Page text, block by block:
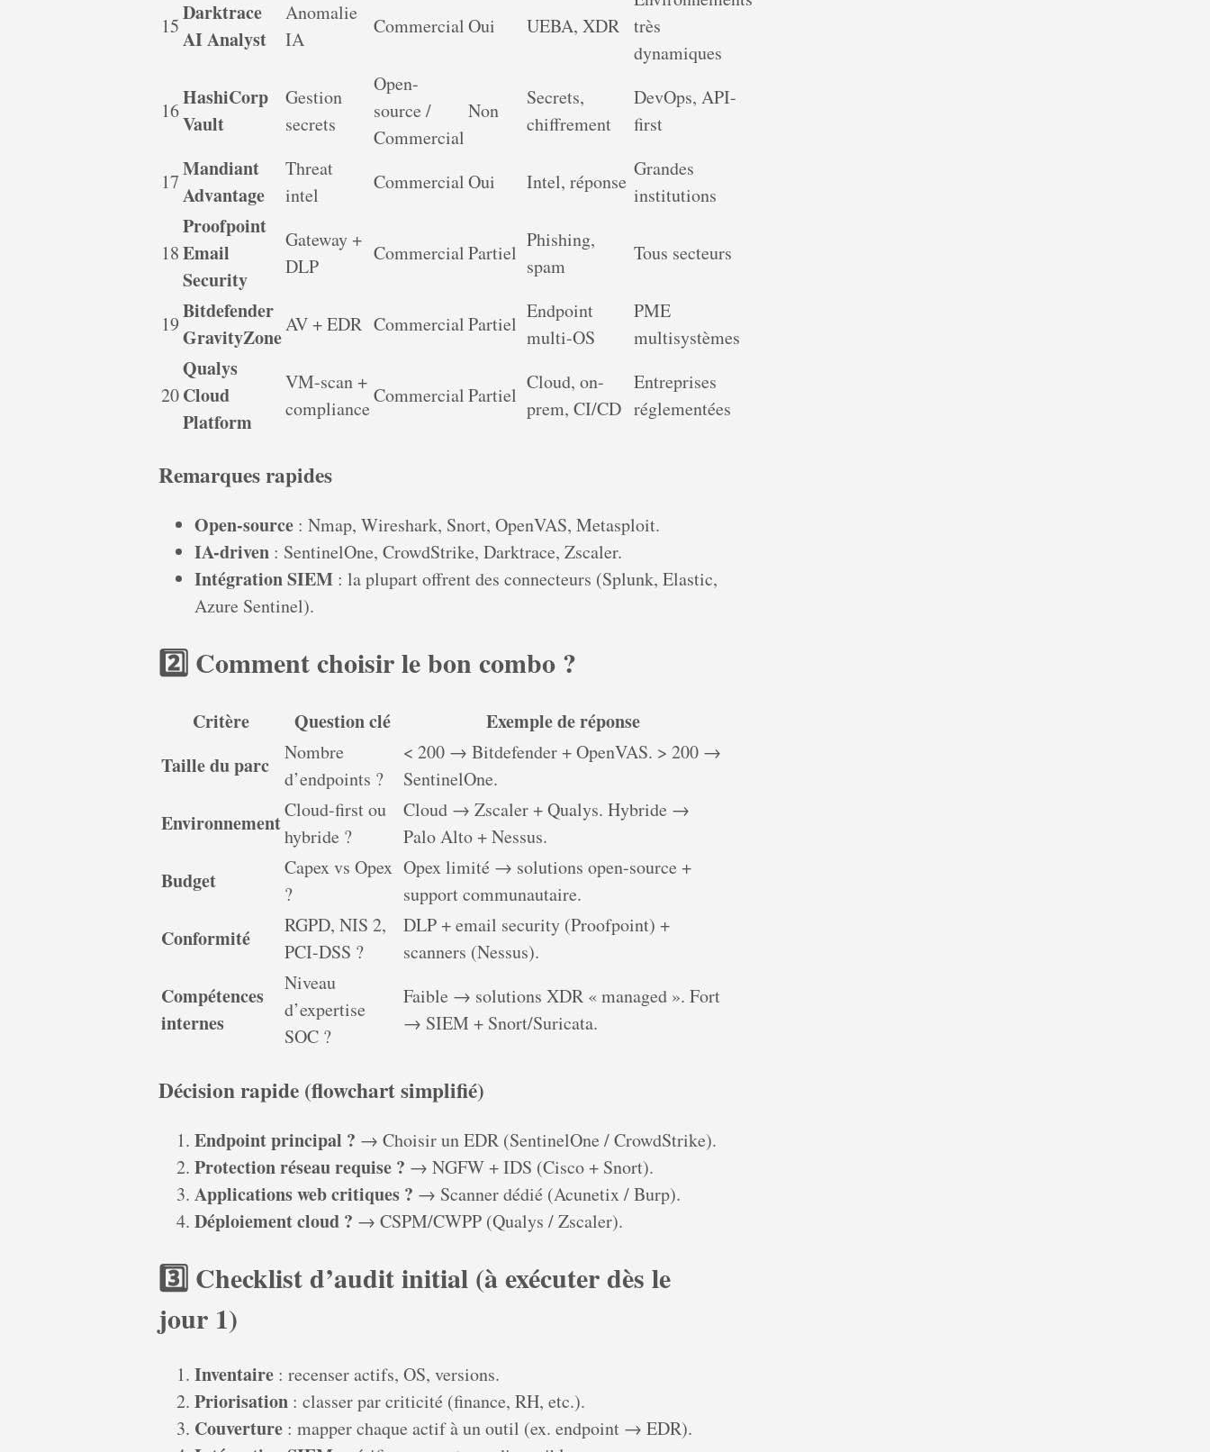
15
Darktrace
AI Analyst
Anomalie
IA
CommercialOui UEBA, XDR très
dynamiques
16
HashiCorp
Vault
Gestion
secrets
Open-
source /
Commercial
Non
Secrets,
chiffrement
DevOps, API-
first
17
Mandiant
Advantage
Threat
intel
CommercialOui Intel, réponse
Grandes
institutions
18
Proofpoint
Email
Security
Gateway +
DLP
CommercialPartiel
Phishing,
spam
Tous secteurs
19
Bitdefender
GravityZone
AV + EDR CommercialPartiel
Endpoint
multi-OS
PME
multisystèmes
20
Qualys
Cloud
Platform
VM-scan +
compliance
CommercialPartiel
Cloud, on-
prem, CI/CD
Entreprises
réglementées
Remarques rapides
Open-source : Nmap, Wireshark, Snort, OpenVAS, Metasploit.
IA-driven : SentinelOne, CrowdStrike, Darktrace, Zscaler.
Intégration SIEM : la plupart offrent des connecteurs (Splunk, Elastic,
Azure Sentinel).
2️⃣ Comment choisir le bon combo ?
Critère Question clé
Exemple de réponse
Taille du parc
Nombre
d’endpoints ?
< 200 → Bitdefender + OpenVAS. > 200 →
SentinelOne.
Environnement
Cloud-first ou
hybride ?
Cloud → Zscaler + Qualys. Hybride →
Palo Alto + Nessus.
Budget
Capex vs Opex
?
Opex limité → solutions open-source +
support communautaire.
Conformité
RGPD, NIS 2,
PCI-DSS ?
DLP + email security (Proofpoint) +
scanners (Nessus).
Compétences
internes
Niveau
d’expertise
SOC ?
Faible → solutions XDR « managed ». Fort
→ SIEM + Snort/Suricata.
Décision rapide (flowchart simplifié)
Endpoint principal ? → Choisir un EDR (SentinelOne / CrowdStrike).
Protection réseau requise ? → NGFW + IDS (Cisco + Snort).
Applications web critiques ? → Scanner dédié (Acunetix / Burp).
Déploiement cloud ? → CSPM/CWPP (Qualys / Zscaler).
3️⃣ Checklist d’audit initial (à exécuter dès le
jour 1)
Inventaire : recenser actifs, OS, versions.
Priorisation : classer par criticité (finance, RH, etc.).
Couverture : mapper chaque actif à un outil (ex. endpoint → EDR).